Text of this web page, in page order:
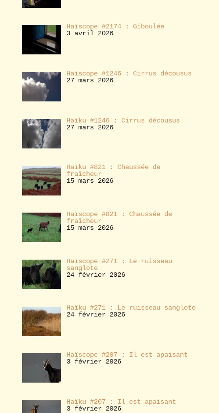
Haïscope #2174 : Giboulée
3 avril 2026
Haïscope #1246 : Cirrus décousus
27 mars 2026
Haïku #1246 : Cirrus décousus
27 mars 2026
Haïku #821 : Chaussée de
fraîcheur
15 mars 2026
Haïscope #821 : Chaussée de
fraîcheur
15 mars 2026
Haïscope #271 : Le ruisseau
sanglote
24 février 2026
Haïku #271 : Le ruisseau sanglote
24 février 2026
Haïscope #207 : Il est apaisant
3 février 2026
Haïku #207 : Il est apaisant
3 février 2026